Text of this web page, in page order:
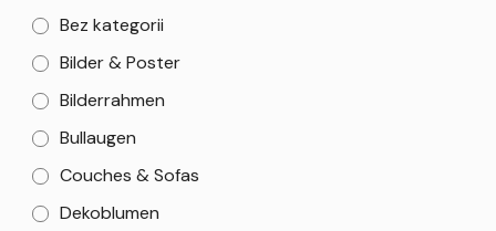
Bez kategorii
Bilder & Poster
Bilderrahmen
Bullaugen
Couches & Sofas
Dekoblumen